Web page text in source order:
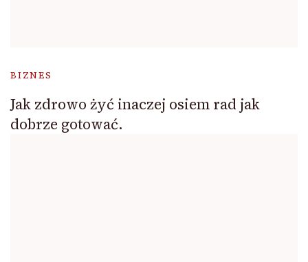
BIZNES
Jak zdrowo żyć inaczej osiem rad jak
dobrze gotować.